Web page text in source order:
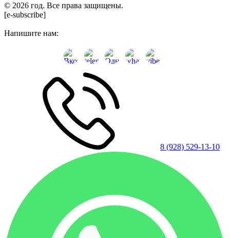
© 2026 год. Все права защищены.
[e-subscribe]
Напишите нам:
8 (928) 529-13-10